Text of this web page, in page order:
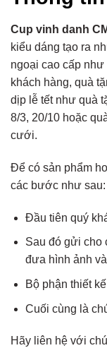
Cup vinh danh
kiểu dáng tạo ra
ngoại cao cấp
khách hàng, quà
dịp lễ tết như quà
8/3, 20/10 hoặc
cưới.
Để có sản phẩm
các bước như sau:
Đầu tiên quý
Sau đó gửi cho
đưa hình ảnh
Bộ phận thiết
Cuối cùng là
Hãy liên hệ với